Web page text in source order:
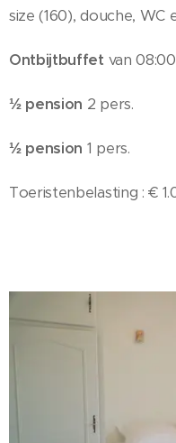
size (160), douche, WC
Ontbijtbuffet van
½ pension 2 pers.
½ pension 1 pers.
Toeristenbelasting : €